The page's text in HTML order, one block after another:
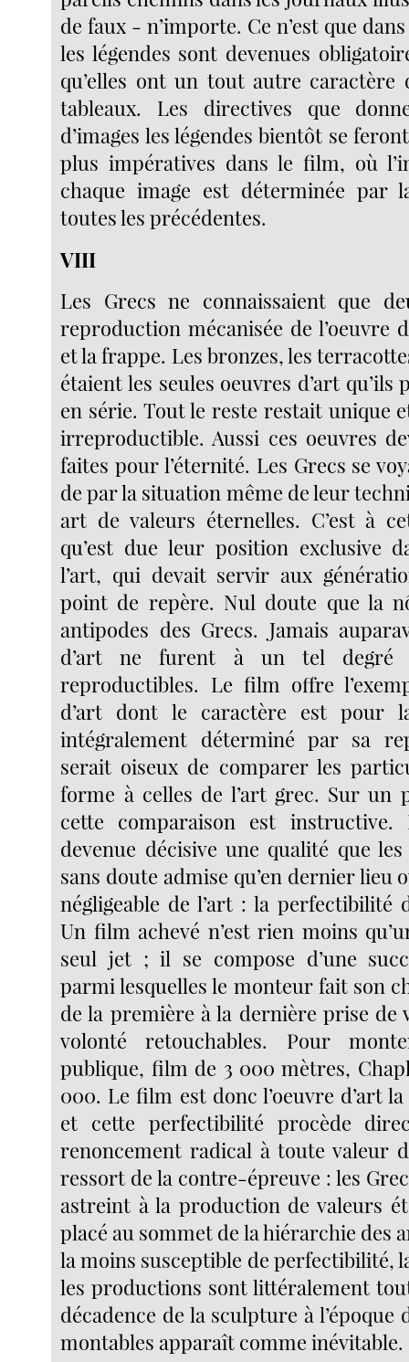
de faux - n’importe. Ce n’est que
les légendes sont devenues
qu’elles ont un tout autre caractère
tableaux. Les directives que
d’images les légendes bientôt se
plus impératives dans le film, où
chaque image est déterminée par
toutes les précédentes.
VIII
Les Grecs ne connaissaient que
reproduction mécanisée de l’oeuvre
et la frappe. Les bronzes, les
étaient les seules oeuvres d’art
en série. Tout le reste restait unique
irreproductible. Aussi ces oeuvres
faites pour l’éternité. Les Grecs se
de par la situation même de leur
art de valeurs éternelles. C’est à
qu’est due leur position exclusive
l’art, qui devait servir aux
point de repère. Nul doute que la
antipodes des Grecs. Jamais
d’art ne furent à un tel degré
reproductibles. Le film offre
d’art dont le caractère est pour
intégralement déterminé par sa
serait oiseux de comparer les
forme à celles de l’art grec. Sur un
cette comparaison est
devenue décisive une qualité que les
sans doute admise qu’en dernier lieu
négligeable de l’art : la perfectibilité
Un film achevé n’est rien moins
seul jet ; il se compose d’une
parmi lesquelles le monteur fait son
de la première à la dernière prise de
volonté retouchables. Pour
publique, film de 3 000 mètres,
000. Le film est donc l’oeuvre d’art
et cette perfectibilité procède
renoncement radical à toute valeur
ressort de la contre-épreuve : les
astreint à la production de valeurs
placé au sommet de la hiérarchie des
la moins susceptible de perfectibilité,
les productions sont littéralement
décadence de la sculpture à l’époque
montables apparaît comme inévitable.